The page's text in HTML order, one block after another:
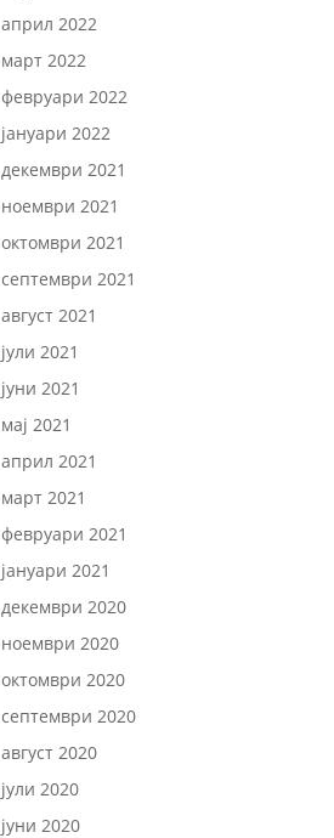
април 2022
март 2022
февруари 2022
јануари 2022
декември 2021
ноември 2021
октомври 2021
септември 2021
август 2021
јули 2021
јуни 2021
мај 2021
април 2021
март 2021
февруари 2021
јануари 2021
декември 2020
ноември 2020
октомври 2020
септември 2020
август 2020
јули 2020
јуни 2020